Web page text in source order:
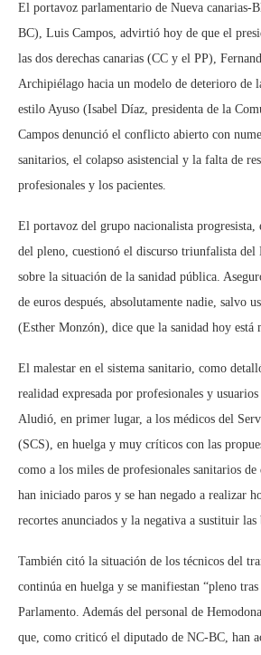
El portavoz parlamentario de Nueva canarias-
BC), Luis Campos, advirtió hoy de que el
las dos derechas canarias (CC y el PP),
Archipiélago hacia un modelo de deterioro de
estilo Ayuso (Isabel Díaz, presidenta de la
Campos denunció el conflicto abierto con
sanitarios, el colapso asistencial y la falta de
profesionales y los pacientes.
El portavoz del grupo nacionalista progresista,
del pleno, cuestionó el discurso triunfalista del
sobre la situación de la sanidad pública.
de euros después, absolutamente nadie, salvo
(Esther Monzón), dice que la sanidad hoy está
El malestar en el sistema sanitario, como
realidad expresada por profesionales y usuarios
Aludió, en primer lugar, a los médicos del
(SCS), en huelga y muy críticos con las
como a los miles de profesionales sanitarios de
han iniciado paros y se han negado a realizar
recortes anunciados y la negativa a sustituir las
También citó la situación de los técnicos del
continúa en huelga y se manifiestan “pleno
Parlamento. Además del personal de
que, como criticó el diputado de NC-BC, han